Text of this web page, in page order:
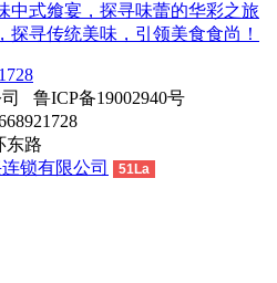
中式飨宴，探寻味蕾的华彩之旅
探寻传统美味，引领美食食尚！
鲁ICP备19002940号
东路
锁有限公司 51La